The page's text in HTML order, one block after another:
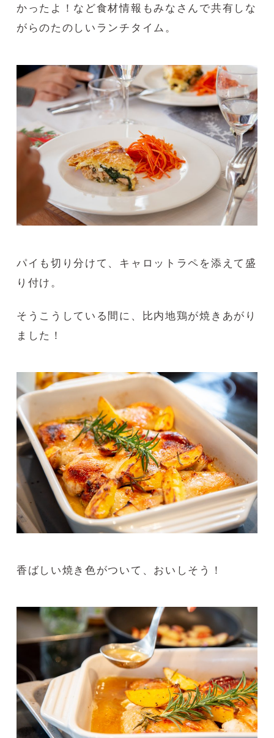
かったよ！など食材情報もみなさんで共有しな
がらのたのしいランチタイム。
パイも切り分けて、キャロットラペを添えて盛
り付け。
そうこうしている間に、比内地鶏が焼きあがり
ました！
香ばしい焼き色がついて、おいしそう！